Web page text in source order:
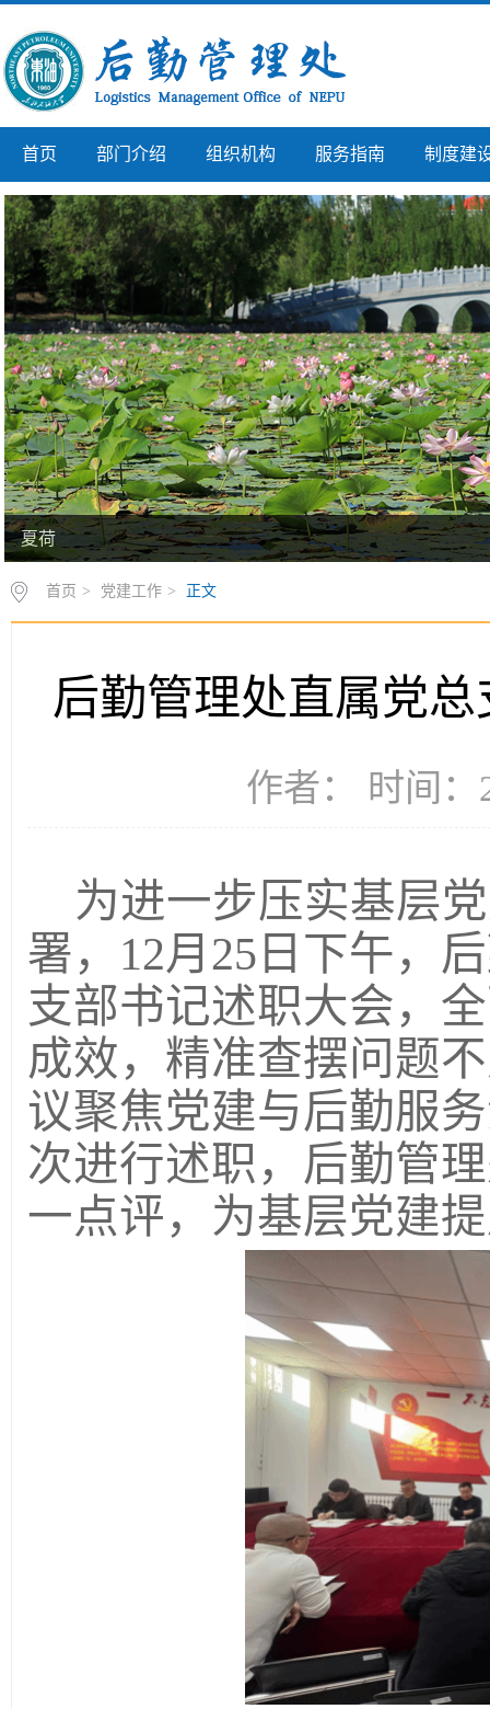
首页 部门介绍 组织机构 服务指南 制度建
夏荷
首页 > 党建工作 > 正文
后勤管理处直属党
作者： 时间：
为进一步压实基层
署， 12月25日下午，
支部书记述职大会，
成效，精准查摆问题
议聚焦党建与后勤服
次进行述职，后勤管
一点评，为基层党建